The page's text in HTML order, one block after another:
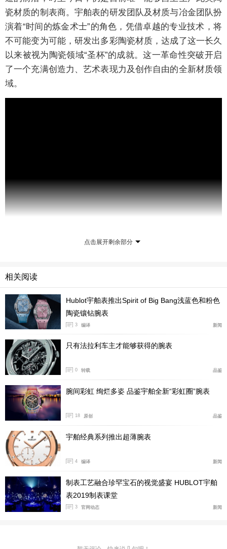
瓷材质的制表商。宇舶表的研发团队及材质与冶金团队扮
演着“时间的炼金术士”的角色，凭借卓越的专业技术，将
不可能变为可能，研发出多彩陶瓷材质，达成了这一长久
以来被视为陶瓷领域“圣杯”的成就。这一革命性突破开启
了一个充满创造力、艺术表现力及创作自由的全新材质领
域。
打造多彩陶瓷，绝非简单的颜料堆叠，更需要创新思维
与对陶瓷材料及色彩呈现原理的深刻理解。尽管其他品牌
也曾尝试研发多彩陶瓷，但无一能达到宇舶表所取得的卓
越成就。在陶瓷部件的烧制与成型过程中，每种用于着色
的颜料都需要经历不同的温度处理，其中的挑战在于找到
理想的平衡点，以确保每次都能获得色泽均匀无瑕的成
品。从不随波逐流的宇舶表的全新 “魔力陶瓷”材质源自一
项正在申请专利的创新工艺，并首次于这款限量典藏20枚
的Big Bang Unico魔力陶瓷腕表上运用，充分展现这一创
新技术的无限潜力。
点击展开剩余部分
相关阅读
Hublot宇舶表推出Spirit of Big Bang浅蓝色和粉色
陶瓷镶钻腕表
3 编译 新闻
只有法拉利车主才能够获得的腕表
0 转载 品鉴
腕间彩虹 绚烂多姿 品鉴宇舶全新“彩虹圈”腕表
18 原创 品鉴
宇舶经典系列推出超薄腕表
4 编译 新闻
制表工艺融合珍罕宝石的视觉盛宴 HUBLOT宇舶
表2019制表课堂
3 官网动态 新闻